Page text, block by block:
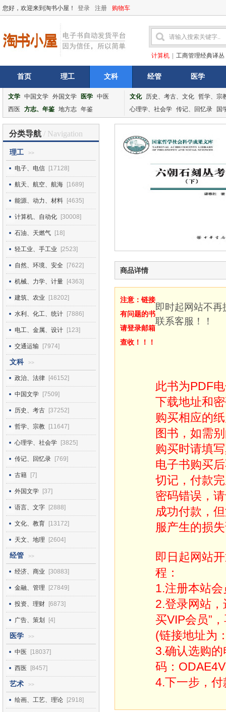
您好，欢迎来到淘书小屋！ 登录 注册 购物车
计算机 工商管理经典译丛
首页 理工 文科 经管 医学
文学 中国文学 外国文学 医学 中医
西医
方志、年鉴 地方志 年鉴
文化 历史、考古、文化 哲学、宗
心理学、社会学 传记、回忆录 国
分类导航 / Navigation
理工 >>
电子、电信 [17128]
航天、航空、航海 [1689]
能源、动力、材料 [4635]
计算机、自动化 [30008]
石油、天燃气 [18]
轻工业、手工业 [2523]
自然、环境、安全 [7622]
机械、力学、计量 [4363]
建筑、农业 [18202]
水利、化工、统计 [7886]
电工、金属、设计 [123]
交通运输 [7974]
文科 >>
政治、法律 [46152]
中国文学 [7509]
历史、考古 [37252]
哲学、宗教 [11647]
心理学、社会学 [3825]
传记、回忆录 [769]
古籍 [7]
外国文学 [37]
语言、文字 [2888]
文化、教育 [13172]
天文、地理 [2604]
经管 >>
经济、商业 [30883]
金融、管理 [27849]
投资、理财 [6873]
广告、策划 [4]
医学 >>
中医 [18037]
西医 [8457]
艺术 >>
绘画、工艺、理论 [2918]
商品详情
注意：链接
有问题的书
请登录邮箱
查收！！！
即时起网站不
联系客服！！
此书为PDF
下载地址和
购买相应的
图书，如需
购买时请填
电子书购买
切记，付款
密码错误，
成功付款，
服产生的损
即日起网站
程：
1.注册本站会
2.登录网站，
买VIP会员”
(链接地址为
3.确认选购
码：
4.下一步，